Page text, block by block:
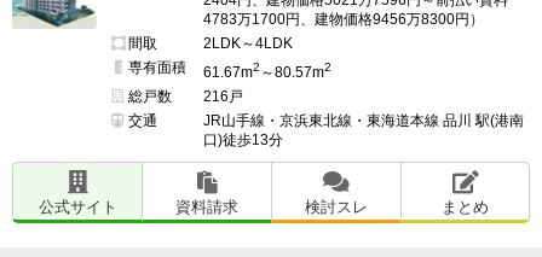
4783万1700円、建物価格9456万8300円）
間取
2LDK～4LDK
専有面積
61.67m2 ～80.57m2
総戸数
216戸
交通
JR山手線・京浜東北線・東海道本線 品川 駅(港南
口)徒歩13分
公式サイト 資料請求 検討スレ まとめ